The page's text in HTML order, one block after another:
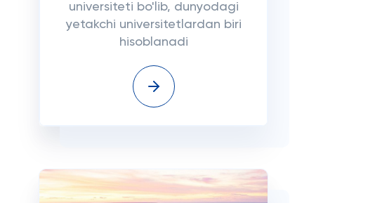
universiteti bo'lib, dunyodagi
yetakchi universitetlardan biri
hisoblanadi